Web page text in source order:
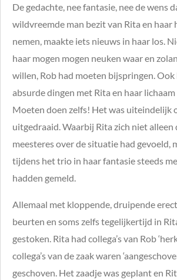
De gedachte, nee fantasie, nee de wens
wildvreemde man bezit van Rita en haar
nemen, maakte iets nieuws in haar los.
haar mogen mogen neuken waar en
willen, Rob had moeten bijspringen. Ook
absurde dingen met Rita en haar
Moeten doen zelfs! Het was uiteindelijk
uitgedraaid. Waarbij Rita zich niet alleen
meesteres over de situatie had gevoeld,
tijdens het trio in haar fantasie steeds
hadden gemeld.
Allemaal met kloppende, druipende
beurten en soms zelfs tegelijkertijd in
gestoken. Rita had collega’s van Rob
collega’s van de zaak waren
geschoven. Het zaadje was geplant en